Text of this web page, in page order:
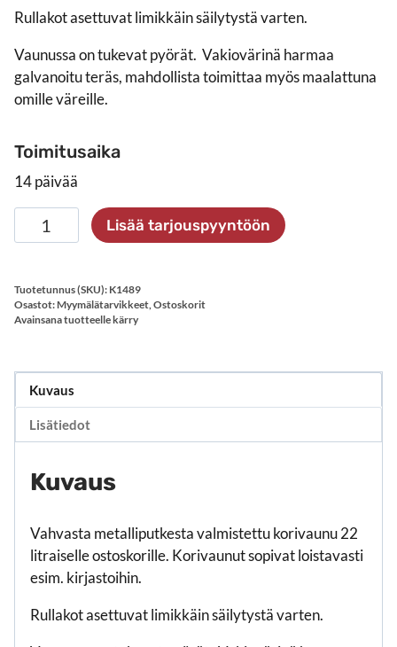
Rullakot asettuvat limikkäin säilytystä varten.
Vaunussa on tukevat pyörät. Vakiovärinä harmaa
galvanoitu teräs, mahdollista toimittaa myös maalattuna
omille väreille.
Toimitusaika
14 päivää
Korivaunu
määrä
Lisää tarjouspyyntöön
Tuotetunnus (SKU): K1489
Osastot: Myymälätarvikkeet,Ostoskorit
Avainsana tuotteellekärry
Kuvaus
Lisätiedot
Kuvaus
Vahvasta metalliputkesta valmistettu korivaunu 22
litraiselle ostoskorille. Korivaunut sopivat loistavasti
esim. kirjastoihin.
Rullakot asettuvat limikkäin säilytystä varten.